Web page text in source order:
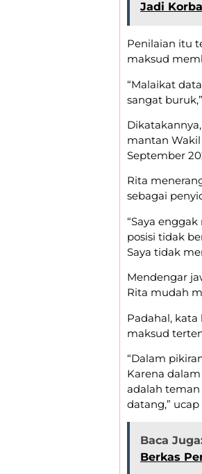
Jadi
Penilaian itu
maksud
“Malaikat
sangat
mantan
September
Rita
sebagai
“Saya
posisi tidak
Saya tidak
Mendengar
Rita mudah
Padahal,
maksud
“Dalam
Karena
adalah teman
datang,” ucap
Baca
Berkas